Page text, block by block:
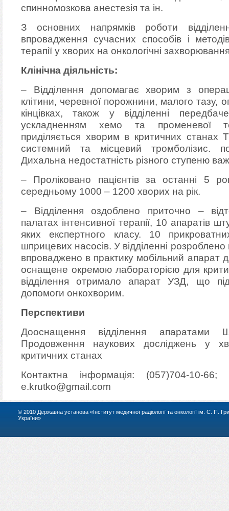
спинномозкова анестезія та ін.
З основних напрямків роботи
впровадження сучасних способів і
терапії у хворих на онкологічні
Клінічна діяльність:
– Відділення допомагає хворим з
клітини, черевної порожнини, малого тазу,
кінцівках, також у відділенні
ускладненням хемо та променевої
приділяється хворим в критичних станах
системний та місцевий тромболізис.
Дихальна недостатність різного ступеню
– Проліковано пацієнтів за останні 5
середньому 1000 – 1200 хворих на рік.
– Відділення оздоблено приточно –
палатах інтенсивної терапії, 10 апаратів
яких експертного класу. 10
шприцевих насосів. У відділенні розроблено
впроваджено в практику мобільний апарат
оснащене окремою лабораторією для
відділення отримало апарат УЗД, що
допомоги онкохворим.
Перспективи
Дооснащення відділення апаратами
Продовження наукових досліджень у
критичних станах
Контактна інформація: (057)704-10-
e.krutko@gmail.com
© 2010 Державна установа «Інститут медичної радіології та онкології ім. С. П.
України»